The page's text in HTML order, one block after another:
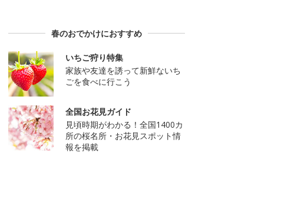
春のおでかけにおすすめ
いちご狩り特集
家族や友達を誘って新鮮ないち
ごを食べに行こう
全国お花見ガイド
見頃時期がわかる！全国1400カ
所の桜名所・お花見スポット情
報を掲載